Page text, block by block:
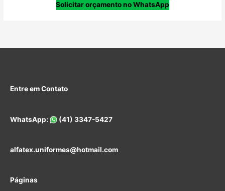
Solicitar orçamento no WhatsApp
Entre em Contato
WhatsApp: (41) 3347-5427
alfatex.uniformes@hotmail.com
Páginas